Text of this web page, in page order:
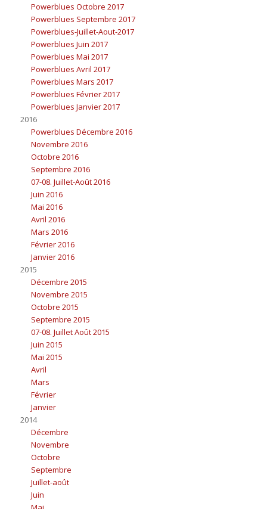
Powerblues Octobre 2017
Powerblues Septembre 2017
Powerblues-Juillet-Aout-2017
Powerblues Juin 2017
Powerblues Mai 2017
Powerblues Avril 2017
Powerblues Mars 2017
Powerblues Février 2017
Powerblues Janvier 2017
2016
Powerblues Décembre 2016
Novembre 2016
Octobre 2016
Septembre 2016
07-08. Juillet-Août 2016
Juin 2016
Mai 2016
Avril 2016
Mars 2016
Février 2016
Janvier 2016
2015
Décembre 2015
Novembre 2015
Octobre 2015
Septembre 2015
07-08. Juillet Août 2015
Juin 2015
Mai 2015
Avril
Mars
Février
Janvier
2014
Décembre
Novembre
Octobre
Septembre
Juillet-août
Juin